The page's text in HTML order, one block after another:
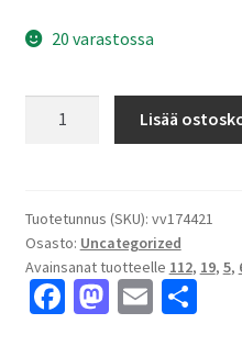
20 varastossa
8.0x19"
5x112
ET35
keskireikä:66.60
Lisää
Tuotetunnus (SKU): vv174421
Osasto: Uncategorized
Avainsanat tuotteelle 112, 19, 5,
Fa M E S